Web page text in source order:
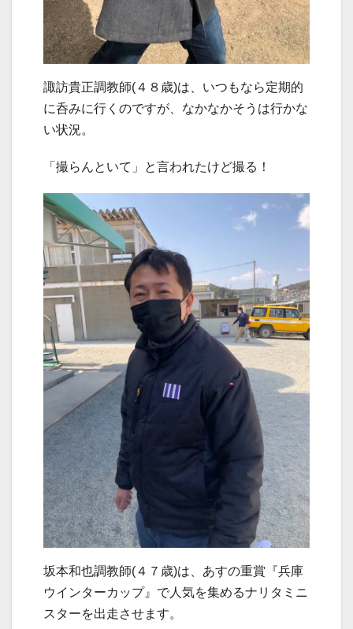
諏訪貴正調教師(４８歳)は、いつもなら定期的
に呑みに行くのですが、なかなかそうは行かな
い状況。
「撮らんといて」と言われたけど撮る！
坂本和也調教師(４７歳)は、あすの重賞『兵庫
ウインターカップ』で人気を集めるナリタミニ
スターを出走させます。